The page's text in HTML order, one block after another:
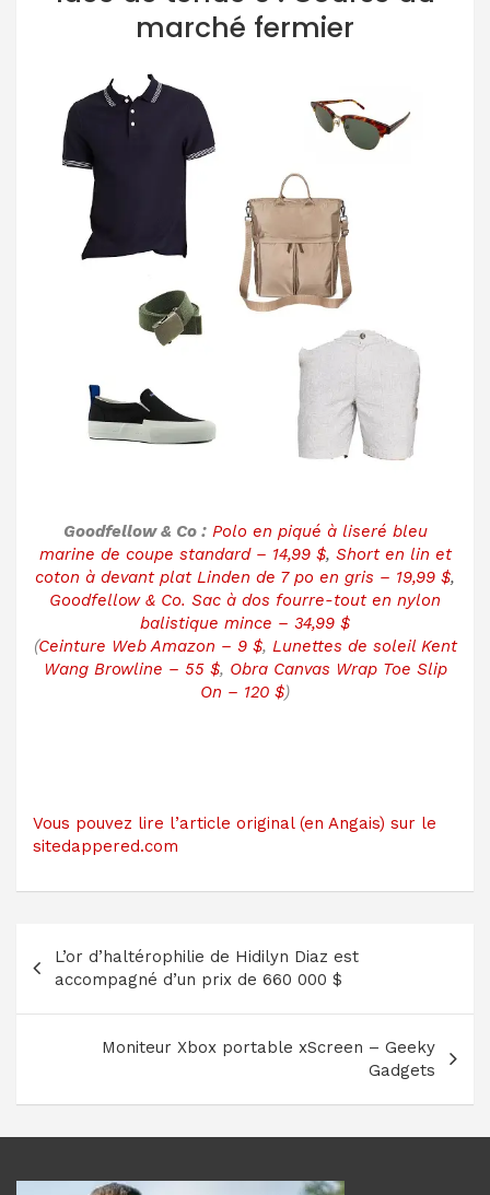
marché fermier
Goodfellow & Co : Polo en piqué à liseré bleu
marine de coupe standard – 14,99 $, Short en lin et
coton à devant plat Linden de 7 po en gris – 19,99 $,
Goodfellow & Co. Sac à dos fourre-tout en nylon
balistique mince – 34,99 $
(Ceinture Web Amazon – 9 $, Lunettes de soleil Kent
Wang Browline – 55 $, Obra Canvas Wrap Toe Slip
On – 120 $)
Vous pouvez lire l’article original (en Angais) sur le
sitedappered.com
Navigation
de
l’article
L’or d’haltérophilie de Hidilyn Diaz est
accompagné d’un prix de 660 000 $
Moniteur Xbox portable xScreen – Geeky
Gadgets